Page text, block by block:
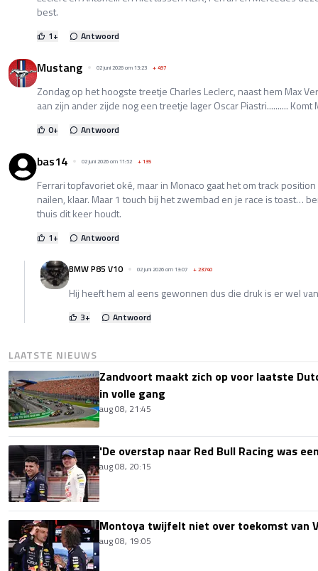
best.
1+ Antwoord
Mustang 02 juni 2026 om 13:23 +497
Zondag op het hoogste treetje Charles Leclerc, naast hem Max
aan zijn ander zijde nog een treetje lager Oscar Piastri.......... Komt
0+ Antwoord
bas14 02 juni 2026 om 11:52 +135
Ferrari topfavoriet oké, maar in Monaco gaat het om track
nailen, klaar. Maar 1 touch bij het zwembad en je race is toast…
thuis dit keer houdt.
1+ Antwoord
BMW P85 V10 02 juni 2026 om 13:07 +23740
Hij heeft hem al eens gewonnen dus die druk is er wel
3+ Antwoord
LAATSTE NIEUWS
Zandvoort maakt zich op voor laatste
in volle gang
aug 08, 21:45
'De overstap naar Red Bull Racing was
aug 08, 20:15
Montoya twijfelt niet over toekomst van
aug 08, 19:05